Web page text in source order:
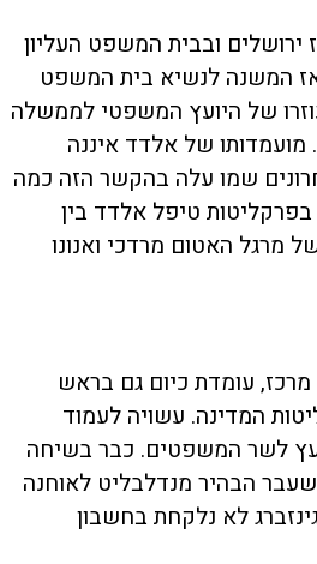
ובבית המשפט העליון
המשנה לנשיא בית המשפט
של היועץ המשפטי לממשלה
מועמדותו של אלדד איננה
שמו עלה בהקשר הזה כמה
טיפל אלדד בין
מרגל האטום מרדכי ואנונו
עומדת כיום גם בראש
המדינה. עשויה לעמוד
לשר המשפטים. כבר בשיחה
הבהיר מנדלבליט לאוחנה
לא נלקחת בחשבון